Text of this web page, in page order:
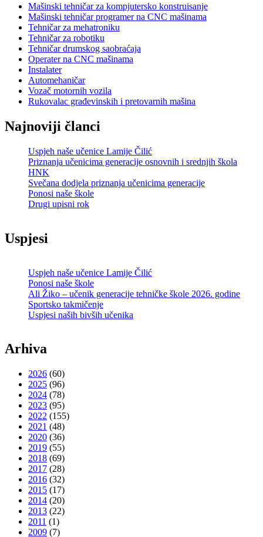
Mašinski tehničar za kompjutersko konstruisanje
Mašinski tehničar programer na CNC mašinama
Tehničar za mehatroniku
Tehničar za robotiku
Tehničar drumskog saobraćaja
Operater na CNC mašinama
Instalater
Automehaničar
Vozač motornih vozila
Rukovalac građevinskih i pretovarnih mašina
Najnoviji članci
Uspjeh naše učenice Lamije Čilić
Priznanja učenicima generacije osnovnih i srednjih škola
HNK
Svečana dodjela priznanja učenicima generacije
Ponosi naše škole
Drugi upisni rok
Uspjesi
Uspjeh naše učenice Lamije Čilić
Ponosi naše škole
Ali Žiko – učenik generacije tehničke škole 2026. godine
Sportsko takmičenje
Uspjesi naših bivših učenika
Arhiva
2026 (60)
2025 (96)
2024 (78)
2023 (95)
2022 (155)
2021 (48)
2020 (36)
2019 (55)
2018 (69)
2017 (28)
2016 (32)
2015 (17)
2014 (20)
2013 (22)
2011 (1)
2009 (7)